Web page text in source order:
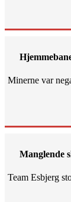
Minerne var
Manglende
Team Esbjerg